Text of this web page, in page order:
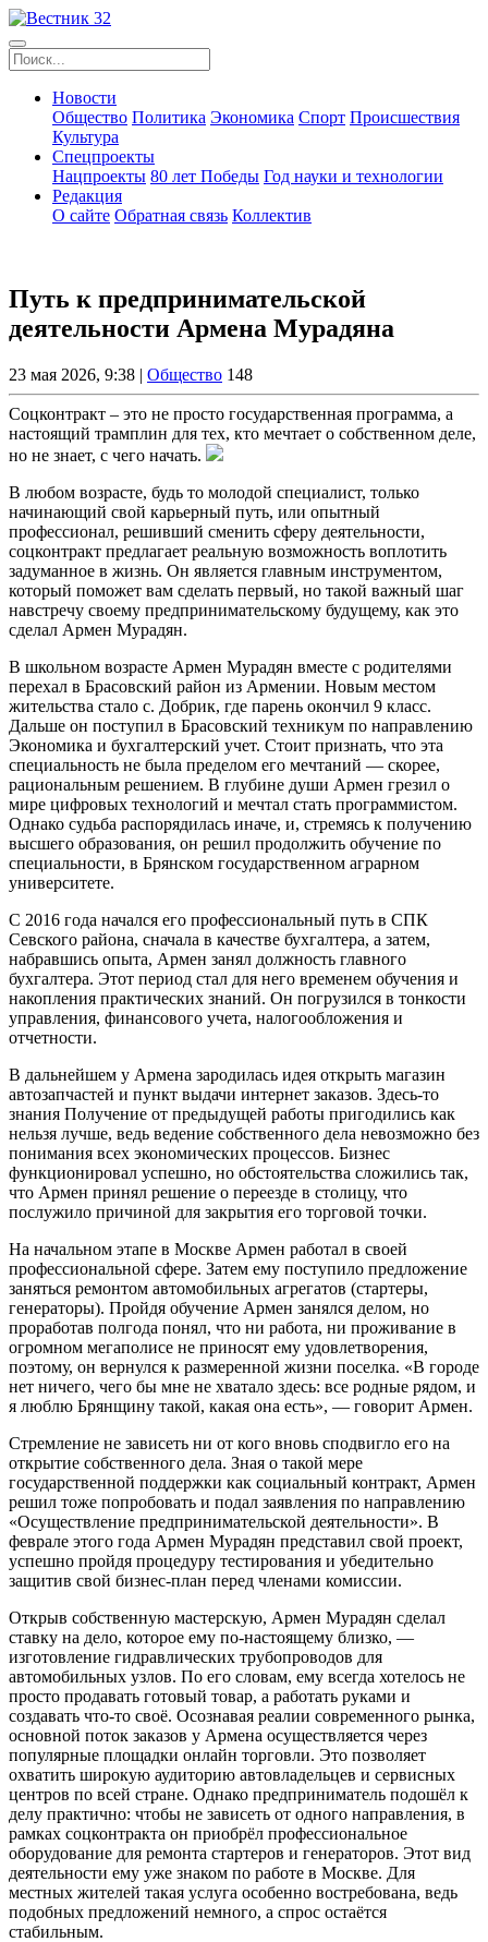
Новости
Общество Политика Экономика Спорт Происшествия
Культура
Спецпроекты
Нацпроекты 80 лет Победы Год науки и технологии
Редакция
О сайте Обратная связь Коллектив
Путь к предпринимательской
деятельности Армена Мурадяна
23 мая 2026, 9:38 | Общество 148
Соцконтракт – это не просто государственная программа, а
настоящий трамплин для тех, кто мечтает о собственном деле,
но не знает, с чего начать.
В любом возрасте, будь то молодой специалист, только
начинающий свой карьерный путь, или опытный
профессионал, решивший сменить сферу деятельности,
соцконтракт предлагает реальную возможность воплотить
задуманное в жизнь. Он является главным инструментом,
который поможет вам сделать первый, но такой важный шаг
навстречу своему предпринимательскому будущему, как это
сделал Армен Мурадян.
В школьном возрасте Армен Мурадян вместе с родителями
перехал в Брасовский район из Армении. Новым местом
жительства стало с. Добрик, где парень окончил 9 класс.
Дальше он поступил в Брасовский техникум по направлению
Экономика и бухгалтерский учет. Стоит признать, что эта
специальность не была пределом его мечтаний — скорее,
рациональным решением. В глубине души Армен грезил о
мире цифровых технологий и мечтал стать программистом.
Однако судьба распорядилась иначе, и, стремясь к получению
высшего образования, он решил продолжить обучение по
специальности, в Брянском государственном аграрном
университете.
С 2016 года начался его профессиональный путь в СПК
Севского района, сначала в качестве бухгалтера, а затем,
набравшись опыта, Армен занял должность главного
бухгалтера. Этот период стал для него временем обучения и
накопления практических знаний. Он погрузился в тонкости
управления, финансового учета, налогообложения и
отчетности.
В дальнейшем у Армена зародилась идея открыть магазин
автозапчастей и пункт выдачи интернет заказов. Здесь-то
знания Получение от предыдущей работы пригодились как
нельзя лучше, ведь ведение собственного дела невозможно без
понимания всех экономических процессов. Бизнес
функционировал успешно, но обстоятельства сложились так,
что Армен принял решение о переезде в столицу, что
послужило причиной для закрытия его торговой точки.
На начальном этапе в Москве Армен работал в своей
профессиональной сфере. Затем ему поступило предложение
заняться ремонтом автомобильных агрегатов (стартеры,
генераторы). Пройдя обучение Армен занялся делом, но
проработав полгода понял, что ни работа, ни проживание в
огромном мегаполисе не приносят ему удовлетворения,
поэтому, он вернулся к размеренной жизни поселка. «В городе
нет ничего, чего бы мне не хватало здесь: все родные рядом, и
я люблю Брянщину такой, какая она есть», — говорит Армен.
Стремление не зависеть ни от кого вновь сподвигло его на
открытие собственного дела. Зная о такой мере
государственной поддержки как социальный контракт, Армен
решил тоже попробовать и подал заявления по направлению
«Осуществление предпринимательской деятельности». В
феврале этого года Армен Мурадян представил свой проект,
успешно пройдя процедуру тестирования и убедительно
защитив свой бизнес-план перед членами комиссии.
Открыв собственную мастерскую, Армен Мурадян сделал
ставку на дело, которое ему по-настоящему близко, —
изготовление гидравлических трубопроводов для
автомобильных узлов. По его словам, ему всегда хотелось не
просто продавать готовый товар, а работать руками и
создавать что-то своё. Осознавая реалии современного рынка,
основной поток заказов у Армена осуществляется через
популярные площадки онлайн торговли. Это позволяет
охватить широкую аудиторию автовладельцев и сервисных
центров по всей стране. Однако предприниматель подошёл к
делу практично: чтобы не зависеть от одного направления, в
рамках соцконтракта он приобрёл профессиональное
оборудование для ремонта стартеров и генераторов. Этот вид
деятельности ему уже знаком по работе в Москве. Для
местных жителей такая услуга особенно востребована, ведь
подобных предложений немного, а спрос остаётся
стабильным.